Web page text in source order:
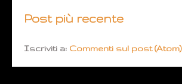
Post più recente
Iscriviti a: Commenti sul post (Atom)